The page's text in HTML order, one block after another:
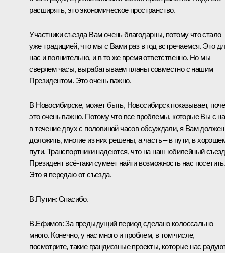
расширять, это экономическое пространство.
Участники съезда Вам очень благодарны, потому что стало
уже традицией, что мы с Вами раз в год встречаемся. Это
нас и волнительно, и в то же время ответственно. Но мы
сверяем часы, вырабатываем планы совместно с нашим
Президентом. Это очень важно.
В Новосибирске, может быть, Новосибирск показывает,
это очень важно. Потому что все проблемы, которые Вы с
в течение двух с половиной часов обсуждали, я Вам должен
доложить, многие из них решены, а часть – в пути, в
пути. Транспортники надеются, что на наш юбилейный съезд
Президент всё‑таки сумеет найти возможность нас
Это я передаю от съезда.
В.Путин: Спасибо.
В.Ефимов:За предыдущий период сделано колоссально
много. Конечно, у нас много и проблем, в том числе,
посмотрите, такие грандиозные проекты, которые нас